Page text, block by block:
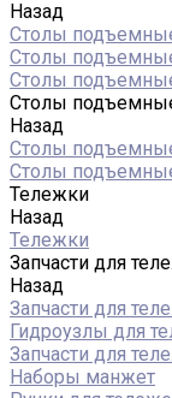
Назад
Столы
Столы
Столы
Столы
Назад
Столы
Столы
Тележки
Назад
Тележки
Запчасти для
Назад
Запчасти для
Гидроузлы для
Запчасти для
Наборы манжет